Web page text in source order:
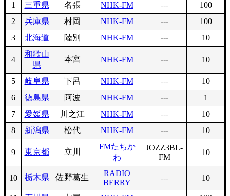
1 三重県 名張 NHK-FM ---
100
2
兵庫県 村岡 NHK-FM ---
100
3
北海道 陸別 NHK-FM --- 10
4
和歌山
県
本宮 NHK-FM --- 10
5 岐阜県 下呂 NHK-FM ---
10
6
徳島県 阿波 NHK-FM ---
1
7
愛媛県 川之江 NHK-FM ---
10
8
新潟県 松代 NHK-FM --- 10
9 東京都 立川
FMたちか
わ
JOZZ3BL-
FM
10
10 栃木県 佐野葛生
RADIO
BERRY
--- 10